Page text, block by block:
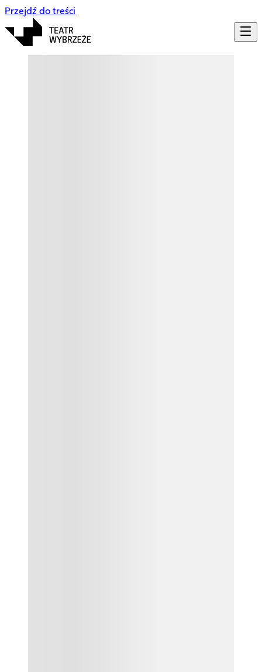
Przejdź do treści